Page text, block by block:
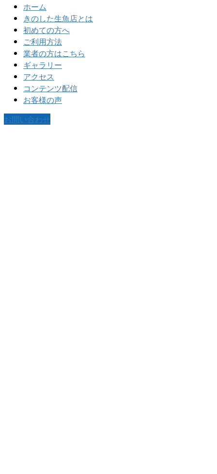
ホーム
きのした生魚店とは
初めての方へ
ご利用方法
業者の方はこちら
ギャラリー
アクセス
コンテンツ配信
お客様の声
お問い合わせ